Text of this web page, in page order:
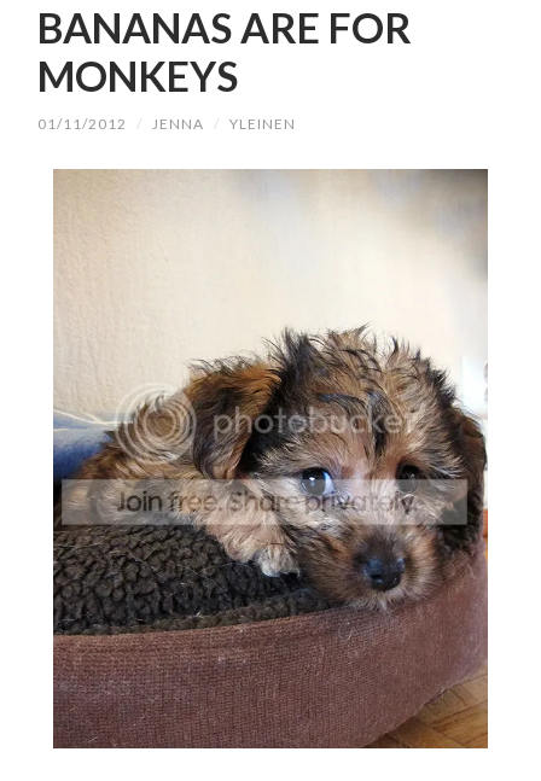
BANANAS ARE FOR
MONKEYS
01/11/2012 / JENNA / YLEINEN